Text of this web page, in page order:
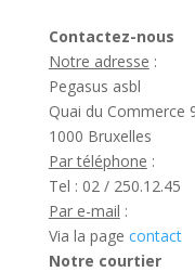
Contactez-nous
Notre adresse :
Pegasus asbl
Quai du Commerce
1000 Bruxelles
Par téléphone :
Tel : 02 / 250.12.45
Par e-mail :
Via la page contact
Notre courtier